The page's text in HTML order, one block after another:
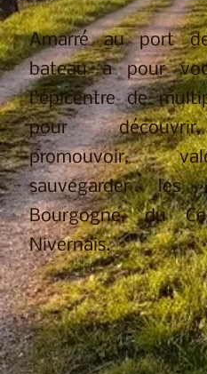
Amarré au port
bateau a pour
l'épicentre de
pour
promouvoir,
sauvegarder les
Bourgogne, du
Nivernais.